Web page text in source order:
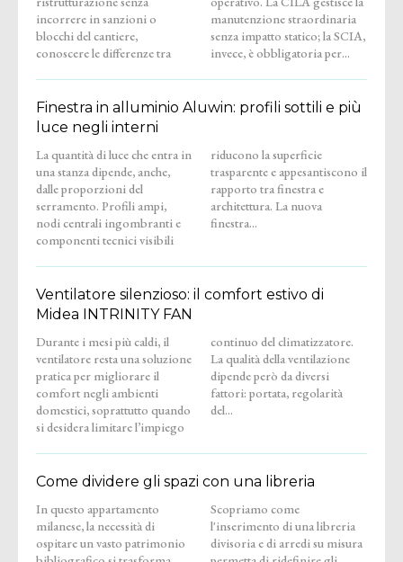
incorrere in sanzioni o
blocchi del cantiere,
conoscere le differenze tra
manutenzione straordinaria
senza impatto statico; la SCIA,
invece, è obbligatoria per...
Finestra in alluminio Aluwin: profili sottili e più
luce negli interni
La quantità di luce che entra in
una stanza dipende, anche,
dalle proporzioni del
serramento. Profili ampi,
nodi centrali ingombranti e
componenti tecnici visibili
riducono la superficie
trasparente e appesantiscono il
rapporto tra finestra e
architettura. La nuova
finestra...
Ventilatore silenzioso: il comfort estivo di
Midea INTRINITY FAN
Durante i mesi più caldi, il
ventilatore resta una soluzione
pratica per migliorare il
comfort negli ambienti
domestici, soprattutto quando
si desidera limitare l’impiego
continuo del climatizzatore.
La qualità della ventilazione
dipende però da diversi
fattori: portata, regolarità
del...
Come dividere gli spazi con una libreria
In questo appartamento
milanese, la necessità di
ospitare un vasto patrimonio
Scopriamo come
l'inserimento di una libreria
divisoria e di arredi su misura